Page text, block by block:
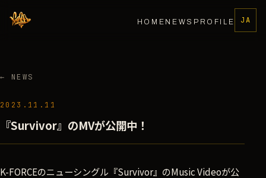
HOME NEWS PROFILE JA
← NEWS
2023.11.11
『Survivor』のMVが公開中！
K-FORCEのニューシングル『Survivor』のMusic Videoが公